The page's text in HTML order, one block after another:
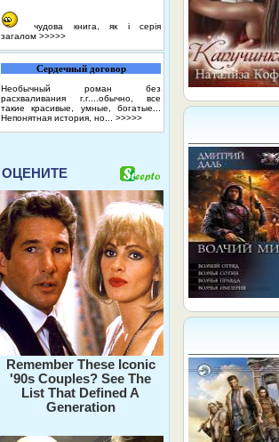
чудова книга, як і серія
загалом >>>>>
Сердечный договор
Необычный роман без
расхваливания г.г....обычно, все
такие красивые, умные, богатые...
Непонятная история, но... >>>>>
ОЦЕНИТЕ
Remember These Iconic
'90s Couples? See The
List That Defined A
Generation